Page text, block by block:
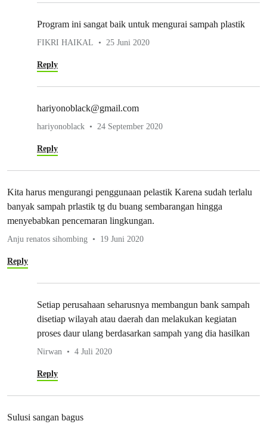
Program ini sangat baik untuk mengurai sampah plastik
FIKRI HAIKAL 25 Juni 2020
Reply
hariyonoblack@gmail.com
hariyonoblack 24 September 2020
Reply
Kita harus mengurangi penggunaan pelastik Karena sudah terlalu
banyak sampah prlastik tg du buang sembarangan hingga
menyebabkan pencemaran lingkungan.
Anju renatos sihombing 19 Juni 2020
Reply
Setiap perusahaan seharusnya membangun bank sampah
disetiap wilayah atau daerah dan melakukan kegiatan
proses daur ulang berdasarkan sampah yang dia hasilkan
Nirwan 4 Juli 2020
Reply
Sulusi sangan bagus